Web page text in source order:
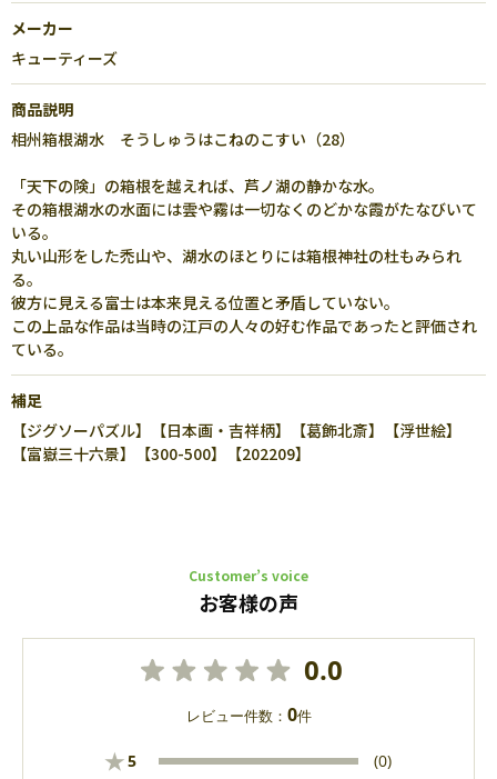
メーカー
キューティーズ
商品説明
相州箱根湖水 そうしゅうはこねのこすい（28）
「天下の険」の箱根を越えれば、芦ノ湖の静かな水。
その箱根湖水の水面には雲や霧は一切なくのどかな霞がたなびいて
いる。
丸い山形をした禿山や、湖水のほとりには箱根神社の杜もみられ
る。
彼方に見える富士は本来見える位置と矛盾していない。
この上品な作品は当時の江戸の人々の好む作品であったと評価され
ている。
補足
【ジグソーパズル】【日本画・吉祥柄】【葛飾北斎】【浮世絵】
【富嶽三十六景】【300-500】【202209】
Customer’s voice
お客様の声
0.0
レビュー件数： 0件
★5 (0)